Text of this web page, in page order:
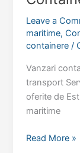
Leave a
maritime,
containere /
Vanzari
transport
oferite de
maritime
Containere
Read More »